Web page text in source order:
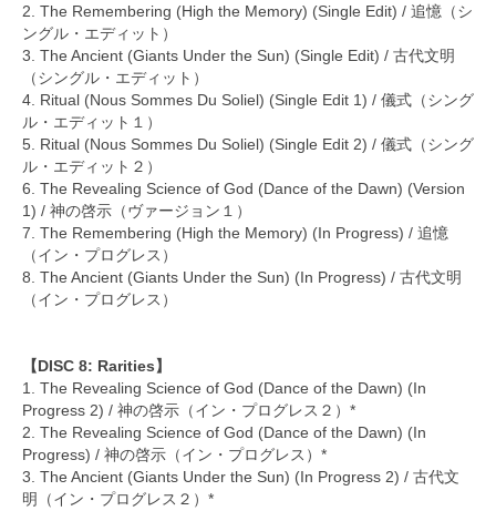
2. The Remembering (High the Memory) (Single Edit) / 追憶（シ
ングル・エディット）
3. The Ancient (Giants Under the Sun) (Single Edit) / 古代文明
（シングル・エディット）
4. Ritual (Nous Sommes Du Soliel) (Single Edit 1) / 儀式（シング
ル・エディット１）
5. Ritual (Nous Sommes Du Soliel) (Single Edit 2) / 儀式（シング
ル・エディット２）
6. The Revealing Science of God (Dance of the Dawn) (Version
1) / 神の啓示（ヴァージョン１）
7. The Remembering (High the Memory) (In Progress) / 追憶
（イン・プログレス）
8. The Ancient (Giants Under the Sun) (In Progress) / 古代文明
（イン・プログレス）
【DISC 8: Rarities】
1. The Revealing Science of God (Dance of the Dawn) (In
Progress 2) / 神の啓示（イン・プログレス２）*
2. The Revealing Science of God (Dance of the Dawn) (In
Progress) / 神の啓示（イン・プログレス）*
3. The Ancient (Giants Under the Sun) (In Progress 2) / 古代文
明（イン・プログレス２）*